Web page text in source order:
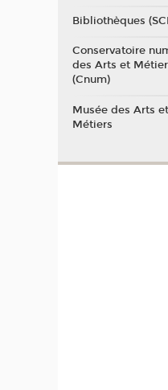
Bibliothèques
Conservatoire
des Arts et
(Cnum)
Musée des Arts et
Métiers